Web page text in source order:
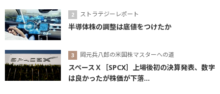
ストラテジーレポート
半導体株の調整は底値をつけたか
岡元兵八郎の米国株マスターへの道
スペースＸ［SPCX］上場後初の決算発表、数字
は良かったが株価が下落...